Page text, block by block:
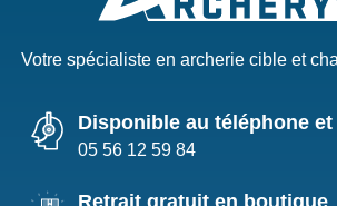
Votre spécialiste en archerie cible et
Disponible au téléphone
05 56 12 59 84
Retrait gratuit en boutique